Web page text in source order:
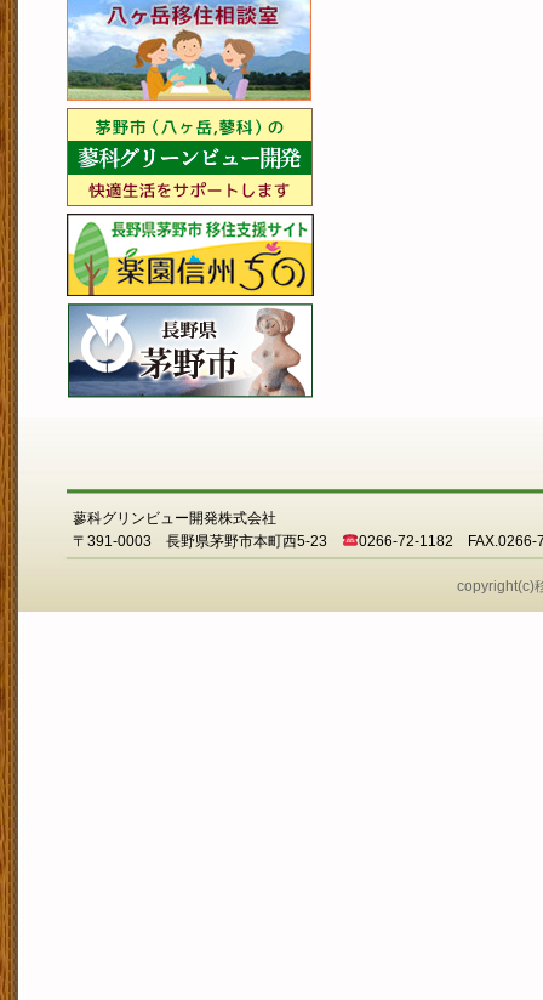
蓼科グリンビュー開発株式会社
〒391-0003 長野県茅野市本町西5-23
0266-72-1182 FAX.0266-
copyright(c)